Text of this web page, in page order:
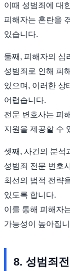
이때 성범죄에 대
피해자는 혼란을
있습니다.
둘째, 피해자의 심
성범죄로 인해 피
있으며, 이러한 상
어렵습니다.
전문 변호사는 피
지원을 제공할 수
셋째, 사건의 분석
성범죄 전문 변호
최선의 법적 전략
있도록 합니다.
이를 통해 피해자
가능성이 높아집
8. 성범죄